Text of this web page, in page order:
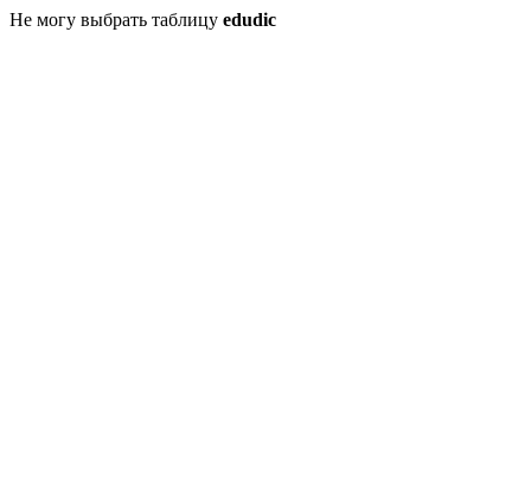
Не могу выбрать таблицу edudic